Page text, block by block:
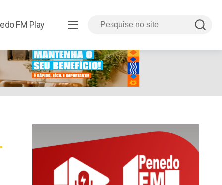
FM Play